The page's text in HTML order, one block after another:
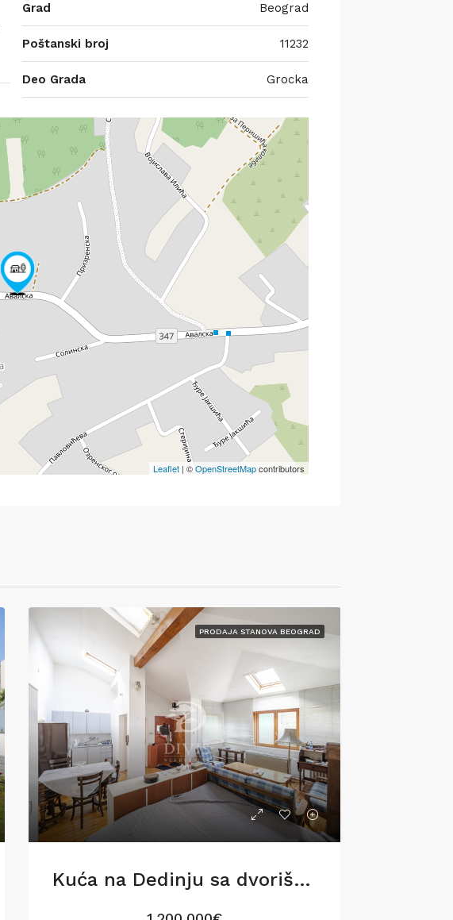
Grad Beograd
Poštanski broj 11232
Deo Grada Grocka
Leaflet | ©OpenStreetMapcontributors
PRODAJA STANOVA BEOGRAD
Kuća na Dedinju sa dvorištem i garažom, 160m2